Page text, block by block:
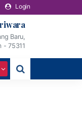
Login
Baru,
- 75311